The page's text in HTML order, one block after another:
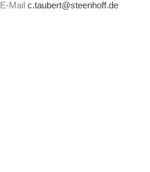
E-Mail c.taubert@steenhoff.de